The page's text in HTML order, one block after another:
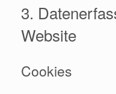
3.
Website
Cookies